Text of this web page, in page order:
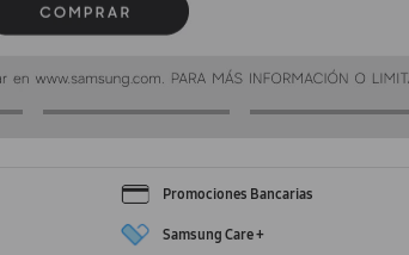
Promociones Bancarias
Samsung Care +